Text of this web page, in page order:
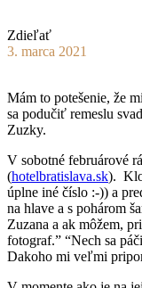
Zdieľať
3. marca 2021
Mám to potešenie, že
sa podučiť remeslu
Zuzky.
V sobotné februárové
(hotelbratislava.sk).
úplne iné číslo :-)) a
na hlave a s pohárom
Zuzana a ak môžem,
fotograf.” “Nech sa
Dakoho mi veľmi